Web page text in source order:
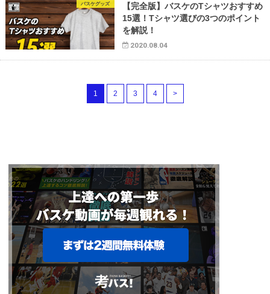
バスケグッズ
【完全版】バスケのTシャツおすすめ
15選！Tシャツ選びの3つのポイント
を解説！
2020.08.04
1 2 3 4 >